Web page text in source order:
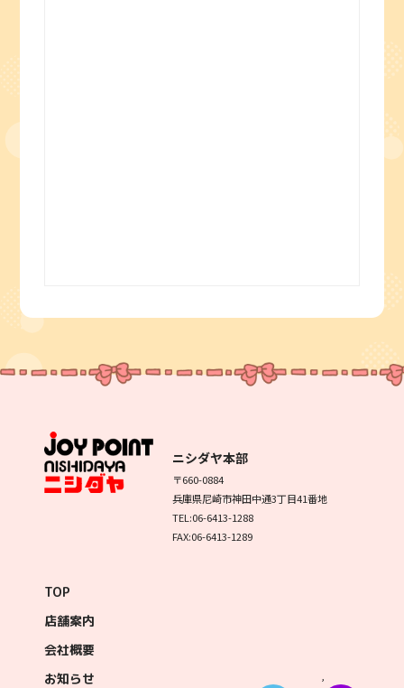
ニシダヤ本部
〒660-0884
兵庫県尼崎市神田中通3丁目41番地
TEL:06-6413-1288
FAX:06-6413-1289
TOP
店舗案内
会社概要
お知らせ
,